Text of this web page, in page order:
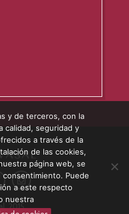
2015
y de terceros, con la
calidad, seguridad y
a través de la
de las cookies,
página web, se
Puede
a este respecto
nuestra